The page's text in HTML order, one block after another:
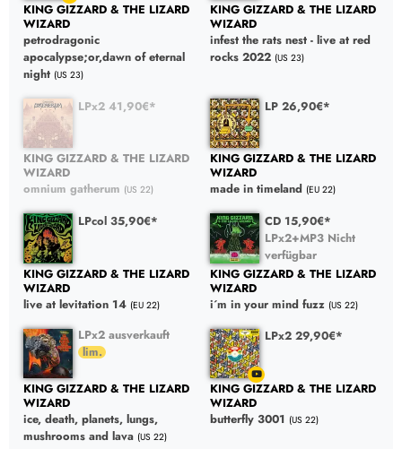
KING GIZZARD & THE LIZARD
WIZARD
petrodragonic
apocalypse;or,dawn of eternal
night (US 23)
KING GIZZARD & THE LIZARD
WIZARD
infest the rats nest - live at red
rocks 2022 (US 23)
LPx2 41,90€*
KING GIZZARD & THE LIZARD
WIZARD
omnium gatherum (US 22)
LP 26,90€*
KING GIZZARD & THE LIZARD
WIZARD
made in timeland (EU 22)
LPcol 35,90€*
KING GIZZARD & THE LIZARD
WIZARD
live at levitation 14 (EU 22)
CD 15,90€*
LPx2+MP3 Nicht
verfügbar
KING GIZZARD & THE LIZARD
WIZARD
i´m in your mind fuzz (US 22)
LPx2 ausverkauft
KING GIZZARD & THE LIZARD
WIZARD
ice, death, planets, lungs,
mushrooms and lava (US 22)
LPx2 29,90€*
KING GIZZARD & THE LIZARD
WIZARD
butterfly 3001 (US 22)